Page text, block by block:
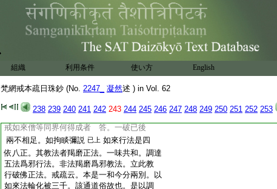
組織 利用条件 使い方 English
梵網戒本疏日珠鈔 (No. 2247_ 凝然述 ) in Vol. 62
238 239 240 241 242 243 244 245 246 247 248 249 250 251 252 253
樹下坐。四不食酥鹽。五不食魚肉。此五法
中前三相似後二妄語 問。提婆破僧行相
云何 答。戒疏三上云。初破僧時倣佛二
法用擬邪化。一立五邪以爲行法。智正四依。
二立非法羯磨以爲衆法。智正羯磨。所以王
舍城時忍五法者止是破行。後至伽耶羯磨
説法方破衆法。始是究竟破法輪僧。故僧祇
云。調達向伽耶山。佛喚不得便作羯磨。爲後
世名譽。乃至三喚云。我已説戒竟。佛言非法
人已作竟。如法人自作布薩。便説清淨如滿
戒如來僧等同界何得成者 答。一破已後
兩不相足。如拘睒彌説 已上 如來行法是四
依八正。其教法者羯磨正法。一味共和。調達
五法爲邪行法。非法羯磨爲邪教法。立此教
行破佛正法。戒疏云。本是一和今分兩別。以
如來法輪化被三千。該通道俗故也。是以調